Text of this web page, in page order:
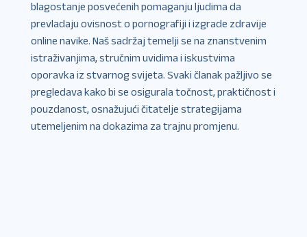
blagostanje posvećenih pomaganju ljudima da
prevladaju ovisnost o pornografiji i izgrade zdravije
online navike. Naš sadržaj temelji se na znanstvenim
istraživanjima, stručnim uvidima i iskustvima
oporavka iz stvarnog svijeta. Svaki članak pažljivo se
pregledava kako bi se osigurala točnost, praktičnost i
pouzdanost, osnažujući čitatelje strategijama
utemeljenim na dokazima za trajnu promjenu.